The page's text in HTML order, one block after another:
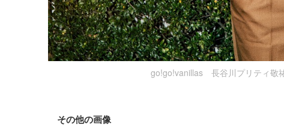
go!go!vanillas 長谷川プリティ敬
その他の画像